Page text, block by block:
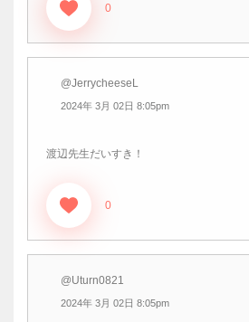
0
@JerrycheeseL
2024年 3月 02日 8:05pm
渡辺先生だいすき！
0
@Uturn0821
2024年 3月 02日 8:05pm